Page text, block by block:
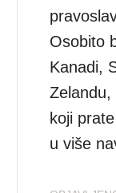
Osobito
Kanadi,
Zelandu,
koji
u više